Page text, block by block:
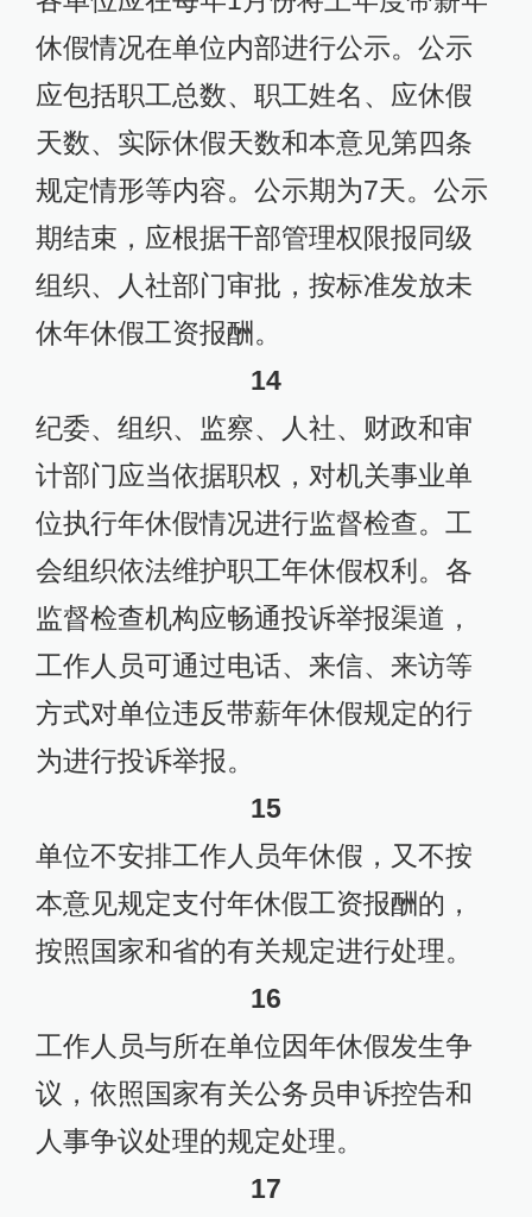
休假情况在单位内部进行公示。公示
应包括职工总数、职工姓名、应休假
天数、实际休假天数和本意见第四条
规定情形等内容。公示期为7天。公示
期结束，应根据干部管理权限报同级
组织、人社部门审批，按标准发放未
休年休假工资报酬。
14
纪委、组织、监察、人社、财政和审
计部门应当依据职权，对机关事业单
位执行年休假情况进行监督检查。工
会组织依法维护职工年休假权利。各
监督检查机构应畅通投诉举报渠道，
工作人员可通过电话、来信、来访等
方式对单位违反带薪年休假规定的行
为进行投诉举报。
15
单位不安排工作人员年休假，又不按
本意见规定支付年休假工资报酬的，
按照国家和省的有关规定进行处理。
16
工作人员与所在单位因年休假发生争
议，依照国家有关公务员申诉控告和
人事争议处理的规定处理。
17